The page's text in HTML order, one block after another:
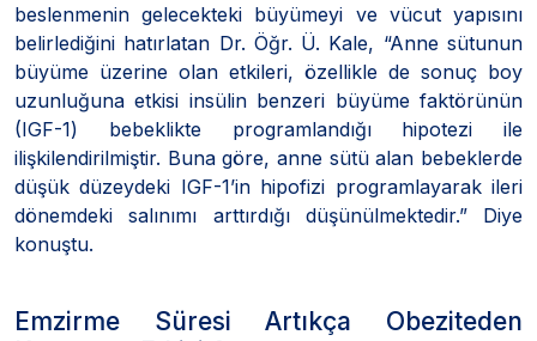
beslenmenin gelecekteki büyümeyi ve vücut yapısını
belirlediğini hatırlatan Dr. Öğr. Ü. Kale, “Anne sütunun
büyüme üzerine olan etkileri, özellikle de sonuç boy
uzunluğuna etkisi insülin benzeri büyüme faktörünün
(IGF-1) bebeklikte programlandığı hipotezi ile
ilişkilendirilmiştir. Buna göre, anne sütü alan bebeklerde
düşük düzeydeki IGF-1’in hipofizi programlayarak ileri
dönemdeki salınımı arttırdığı düşünülmektedir.” Diye
konuştu.
Emzirme Süresi Artıkça Obeziteden